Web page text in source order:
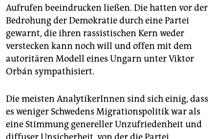
Aufrufen beeindrucken ließen. Die hatten vor der
Bedrohung der Demokratie durch eine Partei
gewarnt, die ihren rassistischen Kern weder
verstecken kann noch will und offen mit dem
autoritären Modell eines Ungarn unter Viktor
Orbán sympathisiert.
Die meisten AnalytikerInnen sind sich einig, dass
es weniger Schwedens Migrationspolitik war als
eine Stimmung genereller Unzufriedenheit und